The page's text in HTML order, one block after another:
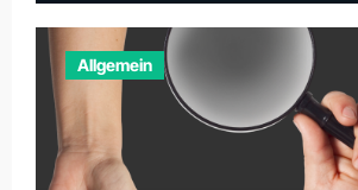
Allgemein